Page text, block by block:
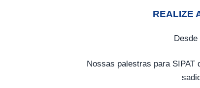
REALIZE
Nossas palestras para SIPAT